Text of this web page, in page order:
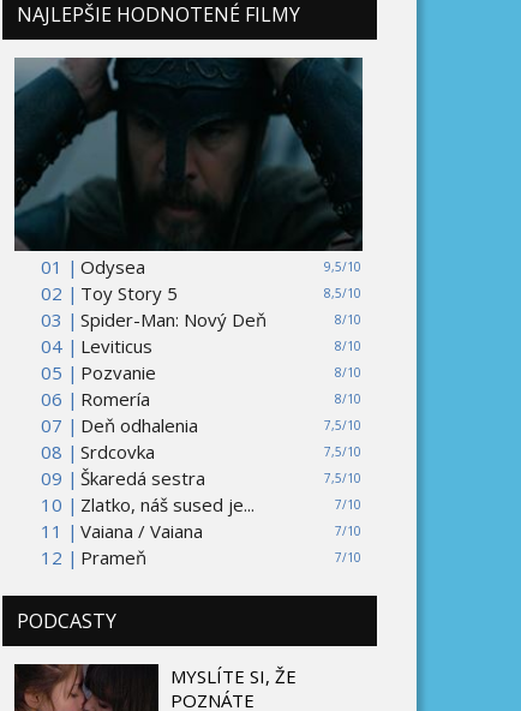
NAJLEPŠIE HODNOTENÉ FILMY
01 | 9,5/10
Odysea
02 |
8,5/10
Toy Story 5
03 |
8/10
Spider-Man: Nový Deň
04 |
8/10
Leviticus
05 |
8/10
Pozvanie
06 |
8/10
Romería
07 |
7,5/10
Deň odhalenia
08 |
7,5/10
Srdcovka
09 |
7,5/10
Škaredá sestra
10 |
7/10
Zlatko, náš sused je...
11 |
7/10
Vaiana / Vaiana
12 |
7/10
Prameň
PODCASTY
MYSLÍTE SI, ŽE
POZNÁTE